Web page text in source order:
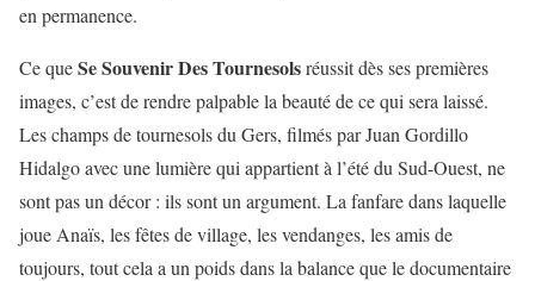
en permanence.
Ce queSe Souvenir Des Tournesolsréussit dès ses premières
images, c’est de rendre palpable la beauté de ce qui sera laissé.
Les champs de tournesols du Gers, filmés par Juan Gordillo
Hidalgo avec une lumière qui appartient à l’été du Sud-Ouest, ne
sont pas un décor : ils sont un argument. La fanfare dans laquelle
joue Anaïs, les fêtes de village, les vendanges, les amis de
toujours, tout cela a un poids dans la balance que le documentaire